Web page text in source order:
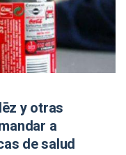
y otras
a
de salud